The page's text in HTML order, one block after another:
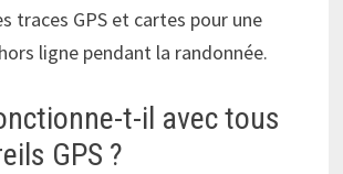
traces GPS et cartes pour une
ligne pendant la randonnée.
t-il avec tous
GPS ?